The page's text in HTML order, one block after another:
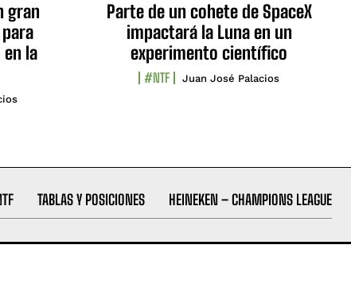
gran
la
Parte de un cohete de SpaceX
impactará la Luna en un
experimento científico
#NTF Juan José Palacios
TABLAS Y POSICIONES HEINEKEN – CHAMPIONS LEAGUE